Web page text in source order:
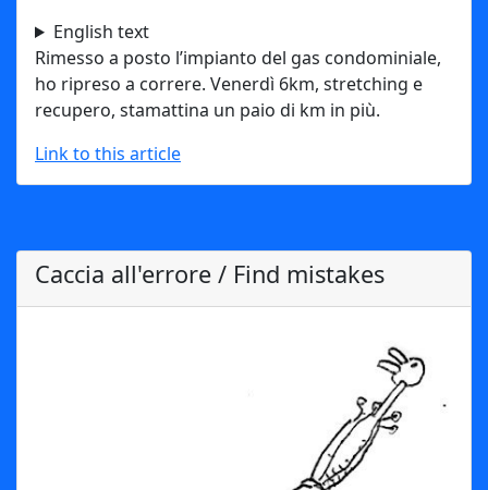
English text
Rimesso a posto l’impianto del gas condominiale,
ho ripreso a correre. Venerdì 6km, stretching e
recupero, stamattina un paio di km in più.
Link to this article
Caccia all'errore / Find mistakes